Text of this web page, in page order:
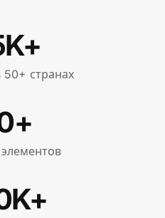
50+ странах